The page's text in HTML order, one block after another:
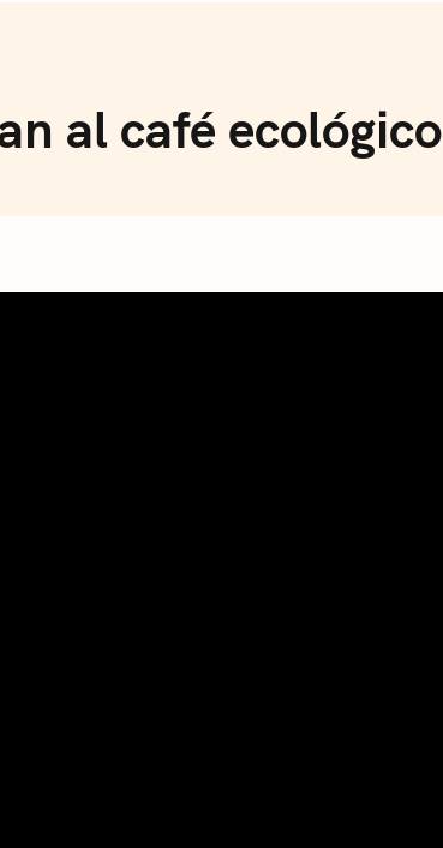
al café ecológico